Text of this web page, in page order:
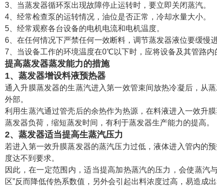
3、当蒸发器循环泵出现故障停止运转时，要立即关闭蒸汽。
4、经常检查泵的运转情况，油位是否正常，冷却水量大小。
5、经常观察各台设备的电机电流和电机温度。
6、在任何情况下严禁任何一效断料，调节蒸发器液位要缓慢
7、当设备工作的环境温度在0℃以下时，应将设备及其管路
提高蒸发器蒸发能力的措施
1、蒸发器增设料液预热器
通入升膜蒸发器的生蒸汽进入第一效管束间放热冷凝后，从
外部。
利用生蒸汽通过管壳后的余热作为热源，在料液进入一效升
蒸发器负荷，缩短蒸发时间，有利于蒸发器生产能力的提高。
2、蒸发器适当提高生蒸汽压力
若进入第一效升膜蒸发器的蒸汽压力过低，液体进入管内的
度达不到要求。
因此，在一定范围内，适当提高加热蒸汽的压力，会使蒸汽
区”反而降低传热系数值，另外会引起出料浓度过高，易造成